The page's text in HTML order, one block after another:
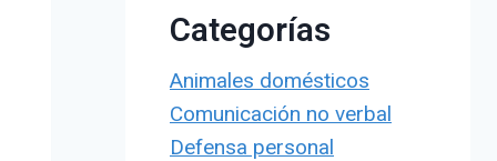
Categorías
Animales domésticos
Comunicación no verbal
Defensa personal